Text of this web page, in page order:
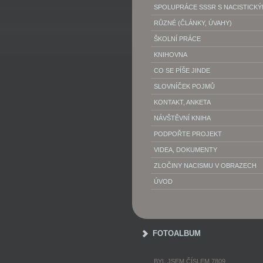
SPOLUPRÁCE SSSR S
RŮZNÉ (ČLÁNKY, ÚVAHY)
ŠKOLNÍ PRÁCE
KNIHOVNA
CO SE PÍŠE JINDE
SLOVNÍČEK POJMŮ
KONTAKT, ANKETA
NÁVŠTĚVNÍ KNIHA
PODPOŘTE PROJEKT
VIDEA, DOKUMENTY
ZLOČINY NACISMU V OBRAZECH
ÚVOD
FOTOALBUM
BYL JSEM ČÍSLEM 7809